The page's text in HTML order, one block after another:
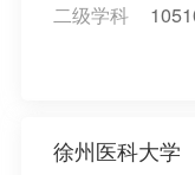
二级学科
徐州医科大学